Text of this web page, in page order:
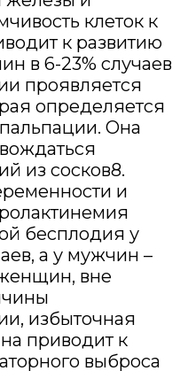
клеток к
к развитию
в 6-23% случаев
проявляется
определяется
Она
из сосков8.
и
бесплодия у
а у мужчин –
вне
избыточная
приводит к
выброса